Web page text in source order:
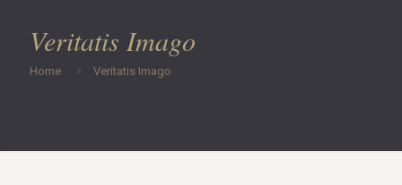
Veritatis Imago
Home Veritatis Imago